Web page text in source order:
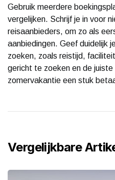
Gebruik meerdere
vergelijken. Schrijf je in voor
reisaanbieders, om zo als
aanbiedingen. Geef duidelijk
zoeken, zoals reistijd,
gericht te zoeken en de
zomervakantie een stuk
Vergelijkbare